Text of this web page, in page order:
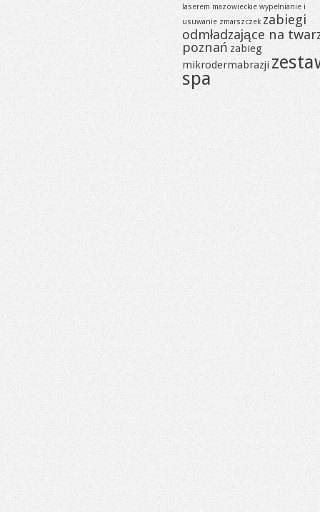
laserem mazowieckie wypełnianie i
usuwanie zmarszczek zabiegi
odmładzające na
poznań zabieg
mikrodermabrazji
spa